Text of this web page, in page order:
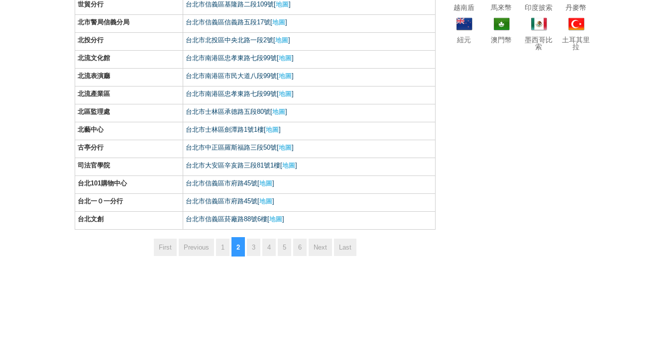
世貿分行 台北市信義區基隆路二段109號[地圖]
北市警局信義分局 台北市信義區信義路五段17號[地圖]
北投分行 台北市北投區中央北路一段2號[地圖]
北流文化館 台北市南港區忠孝東路七段99號[地圖]
北流表演廳 台北市南港區市民大道八段99號[地圖]
北流產業區 台北市南港區忠孝東路七段99號[地圖]
北區監理處 台北市士林區承德路五段80號[地圖]
北藝中心 台北市士林區劍潭路1號1樓[地圖]
古亭分行 台北市中正區羅斯福路三段50號[地圖]
司法官學院 台北市大安區辛亥路三段81號1樓[地圖]
台北101購物中心 台北市信義區市府路45號[地圖]
台北一０一分行 台北市信義區市府路45號[地圖]
台北文創 台北市信義區菸廠路88號6樓[地圖]
First Previous 1 2 3 4 5 6 Next Last
越南盾 馬來幣 印度披索 丹麥幣
紐元 澳門幣
墨西哥比
索
土耳其里
拉